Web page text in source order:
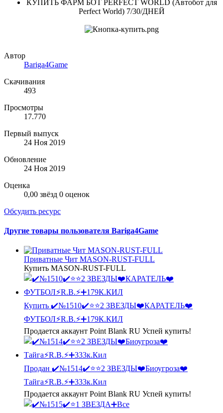
КУПИТЬ ФАРМ БОТ PERFECT WORLD (Автобот для
Perfect World) 7/30/ДНЕЙ
Автор
Bariga4Game
Скачивания
493
Просмотры
17.770
Первый выпуск
24 Ноя 2019
Обновление
24 Ноя 2019
Оценка
0,00 звёзд 0 оценок
Обсудить ресурс
Другие товары пользователя Bariga4Game
Приватные Чит MASON-RUST-FULL
Купить MASON-RUST-FULL
Купить ✔️№1510✔️⭐️⭐️2 ЗВЕЗДЫ❤️КАРАТЕЛЬ❤️
ФУТБОЛ⚡R.B.⚡➕179К.КИЛ
Продается аккаунт Point Blank RU Успей купить!
Продан ✔️№1514✔️⭐️⭐️2 ЗВЕЗДЫ❤️Биоугроза❤️
Тайга⚡R.B.⚡➕333к.Кил
Продается аккаунт Point Blank RU Успей купить!